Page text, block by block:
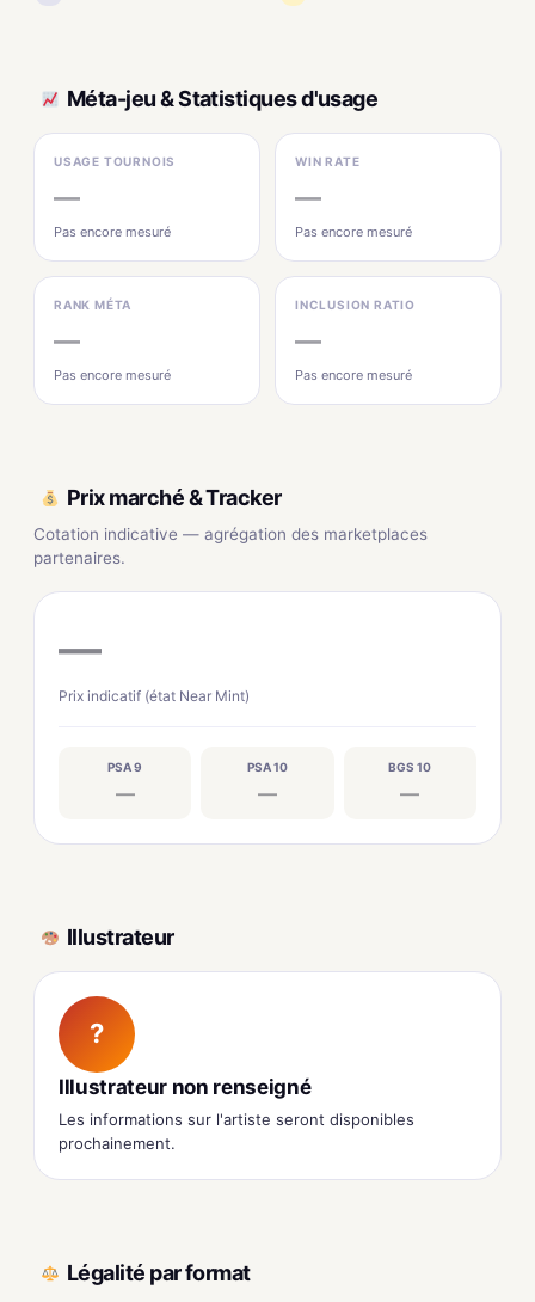
Méta-jeu & Statistiques d'usage
USAGE TOURNOIS
—
Pas encore mesuré
WIN RATE
—
Pas encore mesuré
RANK MÉTA
—
Pas encore mesuré
INCLUSION RATIO
—
Pas encore mesuré
Prix marché & Tracker
Cotation indicative — agrégation des marketplaces
partenaires.
—
Prix indicatif (état Near Mint)
PSA 9
—
PSA 10
—
BGS 10
—
Illustrateur
?
Illustrateur non renseigné
Les informations sur l'artiste seront disponibles
prochainement.
Légalité par format